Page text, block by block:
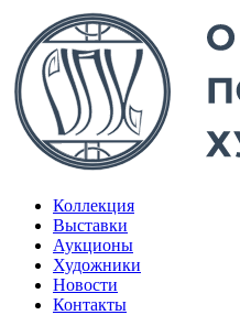
Коллекция
Выставки
Аукционы
Художники
Новости
Контакты